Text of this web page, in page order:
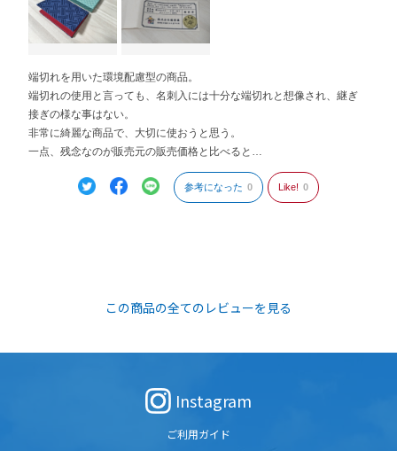
端切れを用いた環境配慮型の商品。
端切れの使用と言っても、名刺入には十分な端切れと想像され、継ぎ
接ぎの様な事はない。
非常に綺麗な商品で、大切に使おうと思う。
一点、残念なのが販売元の販売価格と比べると…
参考になった 0 Like! 0
この商品の全てのレビューを見る
Instagram
ご利用ガイド